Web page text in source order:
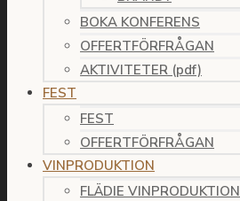
BOKA KONFERENS
OFFERTFÖRFRÅGAN
AKTIVITETER (pdf)
FEST
FEST
OFFERTFÖRFRÅGAN
VINPRODUKTION
FLÄDIE VINPRODUKTION